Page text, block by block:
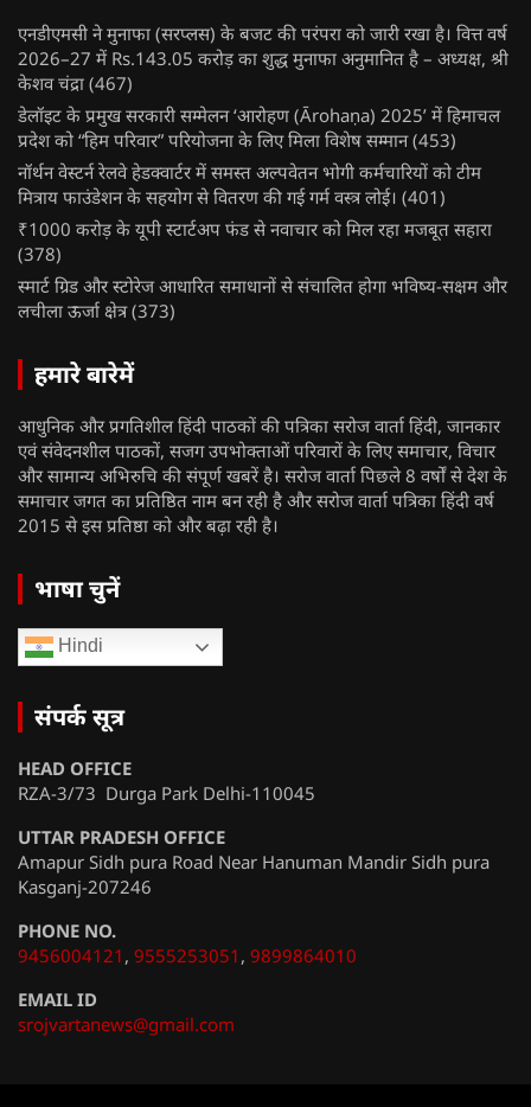
एनडीएमसी ने मुनाफा (सरप्लस) के बजट की परंपरा को जारी रखा है। वित्त वर्ष
2026–27 में Rs.143.05 करोड़ का शुद्ध मुनाफा अनुमानित है – अध्यक्ष, श्री
केशव चंद्रा (467)
डेलॉइट के प्रमुख सरकारी सम्मेलन ‘आरोहण (Ārohaṇa) 2025’ में हिमाचल
प्रदेश को “हिम परिवार” परियोजना के लिए मिला विशेष सम्मान (453)
नॉर्थन वेस्टर्न रेलवे हेडक्वार्टर में समस्त अल्पवेतन भोगी कर्मचारियों को टीम
मित्राय फाउंडेशन के सहयोग से वितरण की गई गर्म वस्त्र लोई। (401)
₹1000 करोड़ के यूपी स्टार्टअप फंड से नवाचार को मिल रहा मजबूत सहारा
(378)
स्मार्ट ग्रिड और स्टोरेज आधारित समाधानों से संचालित होगा भविष्य-सक्षम और
लचीला ऊर्जा क्षेत्र (373)
हमारे बारेमें
आधुनिक और प्रगतिशील हिंदी पाठकों की पत्रिका सरोज वार्ता हिंदी, जानकार
एवं संवेदनशील पाठकों, सजग उपभोक्ताओं परिवारों के लिए समाचार, विचार
और सामान्य अभिरुचि की संपूर्ण खबरें है। सरोज वार्ता पिछले 8 वर्षों से देश के
समाचार जगत का प्रतिष्ठित नाम बन रही है और सरोज वार्ता पत्रिका हिंदी वर्ष
2015 से इस प्रतिष्ठा को और बढ़ा रही है।
भाषा चुनें
Hindi
संपर्क सूत्र
HEAD OFFICE
RZA-3/73 Durga Park Delhi-110045
UTTAR PRADESH OFFICE
Amapur Sidh pura Road Near Hanuman Mandir Sidh pura
Kasganj-207246
PHONE NO.
9456004121 , 9555253051 , 9899864010
EMAIL ID
srojvartanews@gmail.com